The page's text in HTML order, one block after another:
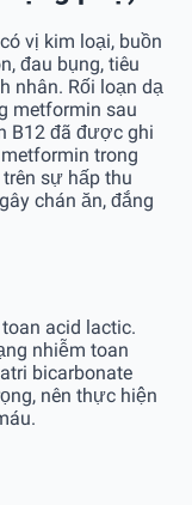
vị kim loại, buồn
đau bụng, tiêu
nhân. Rối loạn dạ
metformin sau
B12 đã được ghi
trong
sự hấp thu
chán ăn, đắng
acid lactic.
nhiễm toan
bicarbonate
nên thực hiện